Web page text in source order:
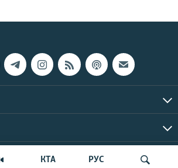
КТА РУС
© Крим.Реалії, 2026 | Усі права застережено.